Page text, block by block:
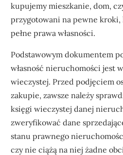
kupujemy mieszkanie, dom,
przygotowani na pewne kroki,
pełne prawa własności.
Podstawowym dokumentem
własność nieruchomości jest
wieczystej. Przed podjęciem
zakupie, zawsze należy
księgi wieczystej danej
zweryfikować dane
stanu prawnego
czy nie ciążą na niej żadne